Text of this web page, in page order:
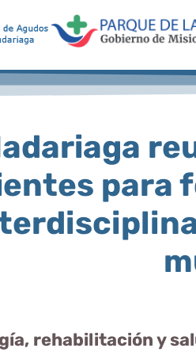
para
rehabilitación y